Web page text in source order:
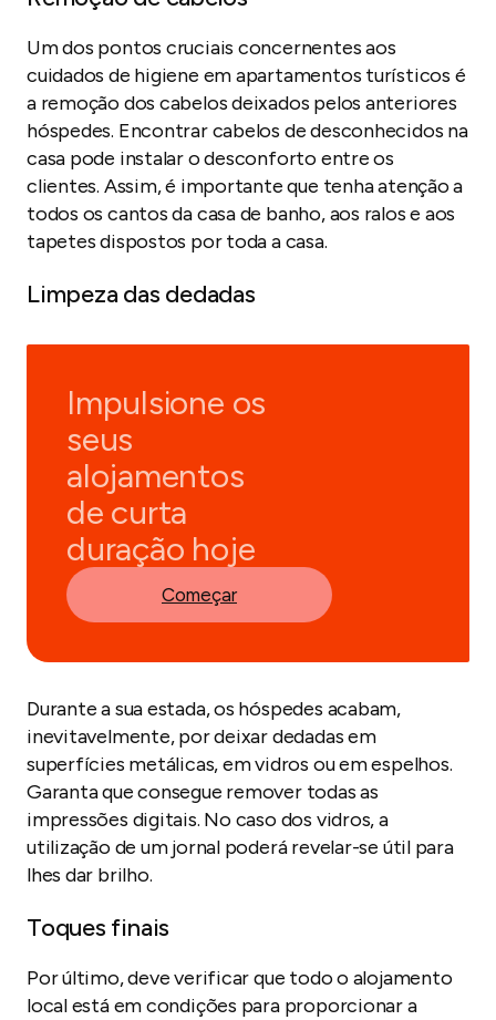
Um dos pontos cruciais concernentes aos
cuidados de higiene em apartamentos turísticos é
a remoção dos cabelos deixados pelos anteriores
hóspedes. Encontrar cabelos de desconhecidos na
casa pode instalar o desconforto entre os
clientes. Assim, é importante que tenha atenção a
todos os cantos da casa de banho, aos ralos e aos
tapetes dispostos por toda a casa.
Limpeza das dedadas
Impulsione os
seus
alojamentos
de curta
duração hoje
Começar
Durante a sua estada, os hóspedes acabam,
inevitavelmente, por deixar dedadas em
superfícies metálicas, em vidros ou em espelhos.
Garanta que consegue remover todas as
impressões digitais. No caso dos vidros, a
utilização de um jornal poderá revelar-se útil para
lhes dar brilho.
Toques finais
Por último, deve verificar que todo o alojamento
local está em condições para proporcionar a